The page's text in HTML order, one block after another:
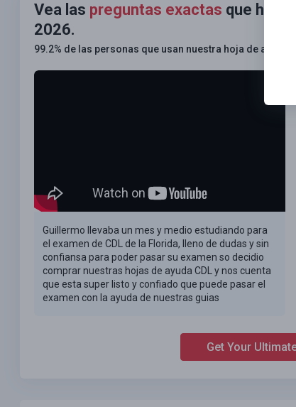
Vea las preguntas exactas que
2026.
99.2% de las personas que usan nuestra hoja de ayuda
Guillermo llevaba un mes y medio estudiando para
el examen de CDL de la Florida, lleno de dudas y sin
confiansa para poder pasar su examen so decidio
comprar nuestras hojas de ayuda CDL y nos cuenta
que esta super listo y confiado que puede pasar el
examen con la ayuda de nuestras guias
Get Your